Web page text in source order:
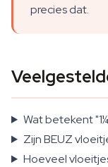
precies dat.
Wat betekent
Zijn BEUZ
Hoeveel